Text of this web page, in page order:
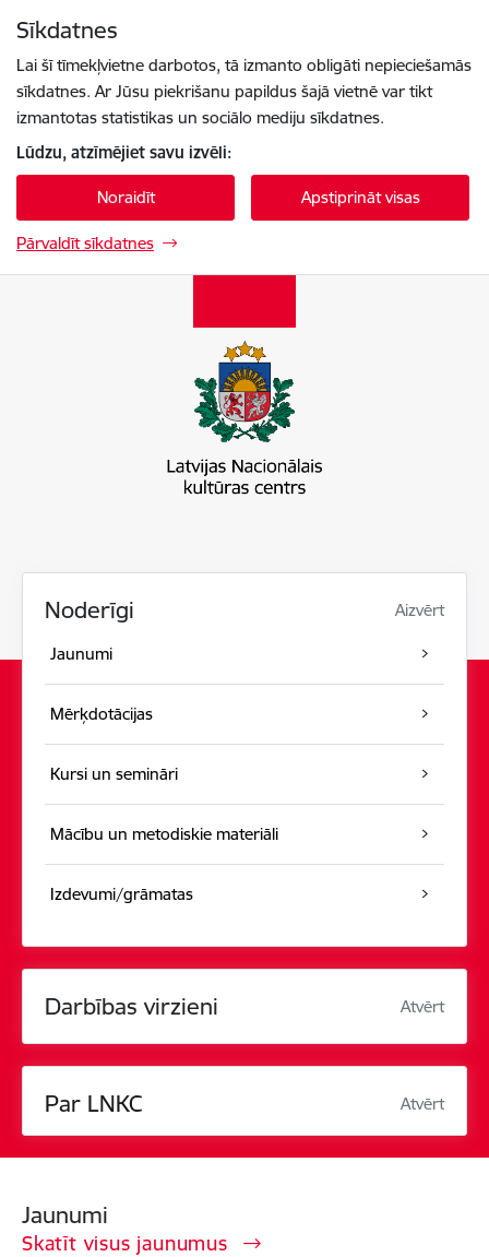
Sīkdatnes
Lai šī tīmekļvietne darbotos, tā izmanto obligāti nepieciešamās
sīkdatnes. Ar Jūsu piekrišanu papildus šajā vietnē var tikt
izmantotas statistikas un sociālo mediju sīkdatnes.
Lūdzu, atzīmējiet savu izvēli:
Noraidīt Apstiprināt visas
Pārvaldīt sīkdatnes
Noderīgi Aizvērt
Jaunumi
Mērķdotācijas
Kursi un semināri
Mācību un metodiskie materiāli
Izdevumi/grāmatas
Darbības virzieni Atvērt
Par LNKC Atvērt
Jaunumi
Skatīt visus jaunumus